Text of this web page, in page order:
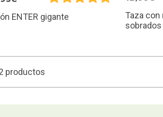
ENTER gigante
Taza con
sobrados
productos